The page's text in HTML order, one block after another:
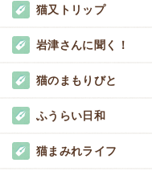
猫又トリップ
岩津さんに聞く！
猫のまもりびと
ふうらい日和
猫まみれライフ